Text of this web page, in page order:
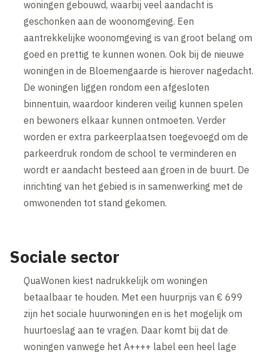
woningen gebouwd, waarbij veel aandacht is
geschonken aan de woonomgeving. Een
aantrekkelijke woonomgeving is van groot belang om
goed en prettig te kunnen wonen. Ook bij de nieuwe
woningen in de Bloemengaarde is hierover nagedacht.
De woningen liggen rondom een afgesloten
binnentuin, waardoor kinderen veilig kunnen spelen
en bewoners elkaar kunnen ontmoeten. Verder
worden er extra parkeerplaatsen toegevoegd om de
parkeerdruk rondom de school te verminderen en
wordt er aandacht besteed aan groen in de buurt. De
inrichting van het gebied is in samenwerking met de
omwonenden tot stand gekomen.
Sociale sector
QuaWonen kiest nadrukkelijk om woningen
betaalbaar te houden. Met een huurprijs van € 699
zijn het sociale huurwoningen en is het mogelijk om
huurtoeslag aan te vragen. Daar komt bij dat de
woningen vanwege het A++++ label een heel lage